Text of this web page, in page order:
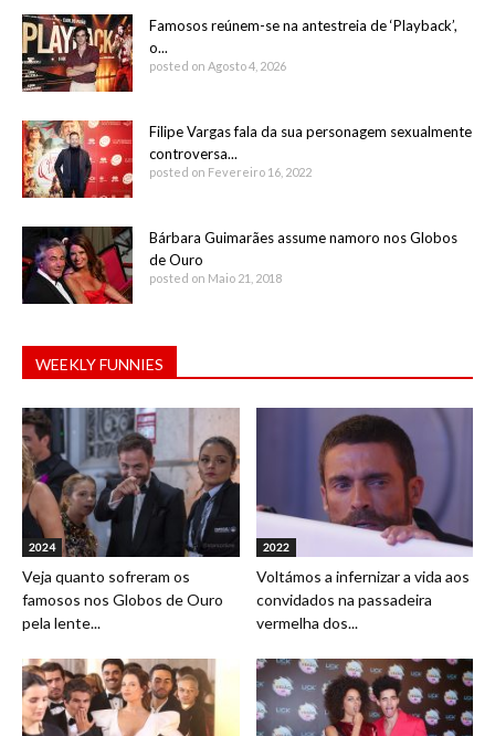
Famosos reúnem-se na antestreia de ‘Playback’,
o...
posted on Agosto 4, 2026
Filipe Vargas fala da sua personagem sexualmente
controversa...
posted on Fevereiro 16, 2022
Bárbara Guimarães assume namoro nos Globos
de Ouro
posted on Maio 21, 2018
WEEKLY FUNNIES
2024
Veja quanto sofreram os
famosos nos Globos de Ouro
pela lente...
2022
Voltámos a infernizar a vida aos
convidados na passadeira
vermelha dos...